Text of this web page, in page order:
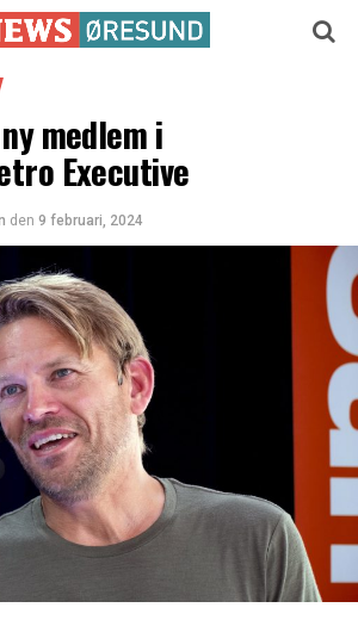
medlem i
Executive
den 9 februari, 2024